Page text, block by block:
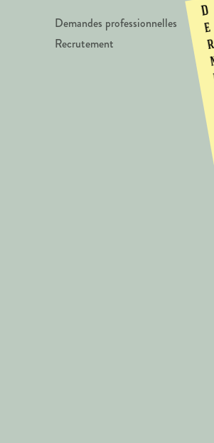
Demandes professionnelles
Recrutement
D
e